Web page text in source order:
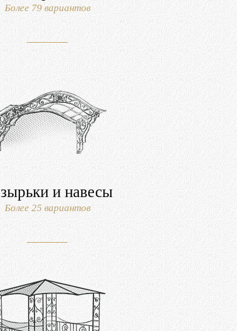
Более 79 вариантов
и навесы
Более 25 вариантов